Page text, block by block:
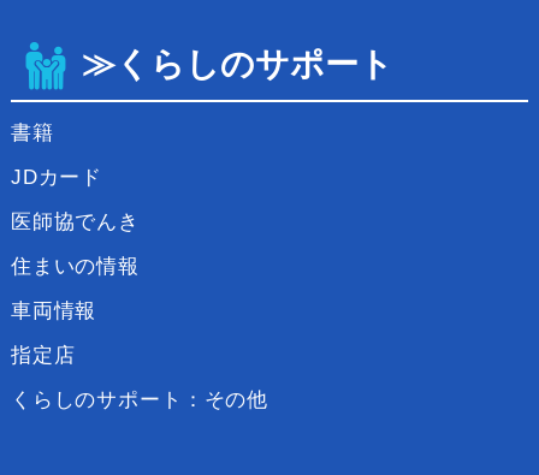
≫くらしのサポート
書籍
JDカード
医師協でんき
住まいの情報
車両情報
指定店
くらしのサポート：その他